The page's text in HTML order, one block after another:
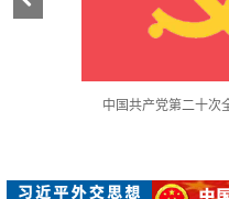
中国共产党第二十次